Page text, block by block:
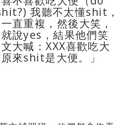
我聽不太懂shit，
直重複，然後大笑，
說yes，結果他們笑
大喊：XXX喜歡吃大
來shit是大便。」